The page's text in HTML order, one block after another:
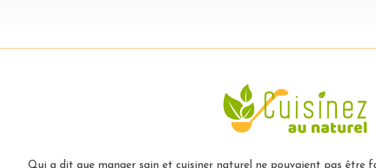
Qui a dit que manger sain et cuisiner naturel ne pouvaient pas être